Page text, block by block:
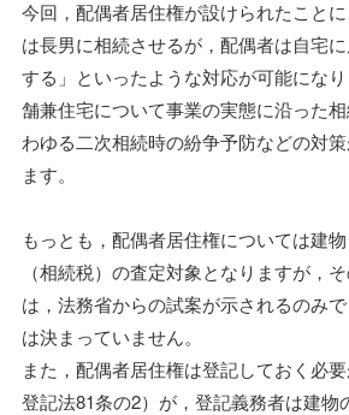
今回，配偶者居住権が設けられたこと
は長男に相続させるが，配偶者は自宅
する」といったような対応が可能にな
舗兼住宅について事業の実態に沿った
わゆる二次相続時の紛争予防などの対
ます。
もっとも，配偶者居住権については建
（相続税）の査定対象となりますが，
は，法務省からの試案が示されるのみ
は決まっていません。
また，配偶者居住権は登記しておく必
登記法81条の2）が，登記義務者は建物